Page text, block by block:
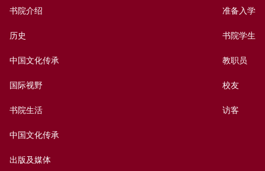
书院介绍
历史
中国文化传承
国际视野
书院生活
中国文化传承
出版及媒体
准备入学
书院学生
教职员
校友
访客